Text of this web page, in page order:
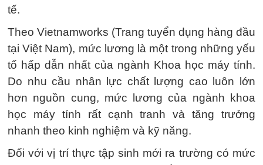
tế.
Theo Vietnamworks (Trang tuyển dụng hàng đầu
tại Việt Nam), mức lương là một trong những yếu
tố hấp dẫn nhất của ngành Khoa học máy tính.
Do nhu cầu nhân lực chất lượng cao luôn lớn
hơn nguồn cung, mức lương của ngành khoa
học máy tính rất cạnh tranh và tăng trưởng
nhanh theo kinh nghiệm và kỹ năng.
Đối với vị trí thực tập sinh mới ra trường có mức